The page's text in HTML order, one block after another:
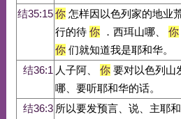
结35:15你怎样因以色列家的地业
行的待 你．西珥山哪、 你
你们就知道我是耶和华。
结36:1 人子阿、 你要对以色列山
哪、要听耶和华的话。
结36:3 所以要发预言、说、主耶